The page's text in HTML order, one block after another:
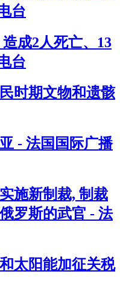
台
成2人死亡、13
台
时期文物和遗骸
- 法国国际广播
施新制裁, 制裁
罗斯的武官 - 法
太阳能加征关税